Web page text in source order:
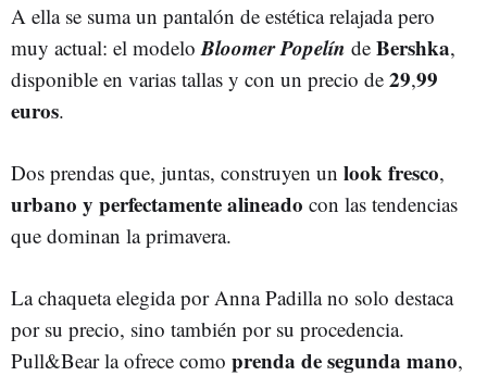
A ella se suma un pantalón de estética relajada pero
muy actual: el modelo Bloomer Popelín de Bershka,
disponible en varias tallas y con un precio de 29,99
euros.
Dos prendas que, juntas, construyen un look fresco,
urbano y perfectamente alineado con las tendencias
que dominan la primavera.
La chaqueta elegida por Anna Padilla no solo destaca
por su precio, sino también por su procedencia.
Pull&Bear la ofrece como prenda de segunda mano,